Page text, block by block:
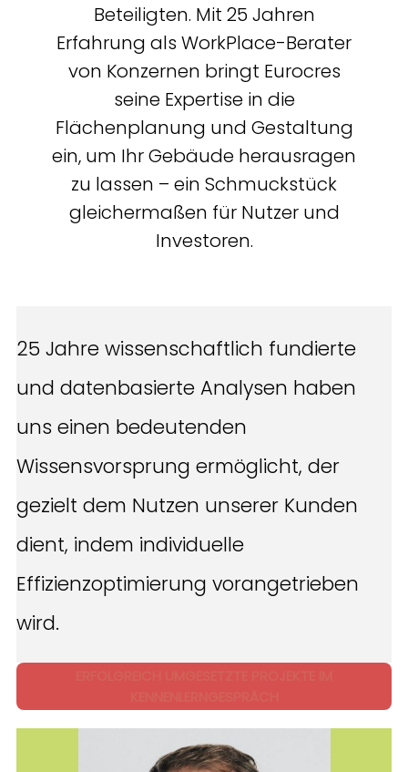
Beteiligten. Mit 25 Jahren
Erfahrung als WorkPlace-Berater
von Konzernen bringt Eurocres
seine Expertise in die
Flächenplanung und Gestaltung
ein, um Ihr Gebäude herausragen
zu lassen – ein Schmuckstück
gleichermaßen für Nutzer und
Investoren.
25 Jahre wissenschaftlich fundierte
und datenbasierte Analysen haben
uns einen bedeutenden
Wissensvorsprung ermöglicht, der
gezielt dem Nutzen unserer Kunden
dient, indem individuelle
Effizienzoptimierung vorangetrieben
wird.